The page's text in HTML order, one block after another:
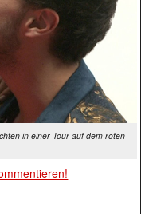
in einer Tour auf dem roten